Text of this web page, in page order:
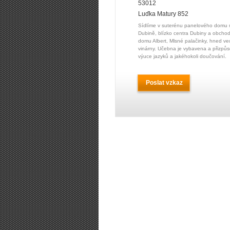
53012
Luďka Matury 852
Sídlíme v suterénu panelového domu
Dubině, blízko centra Dubiny a
domu Albert, Mlsné palačinky, hned
vinárny. Učebna je vybavena a
výuce jazyků a jakéhokoli doučování.
Poslat vzkaz